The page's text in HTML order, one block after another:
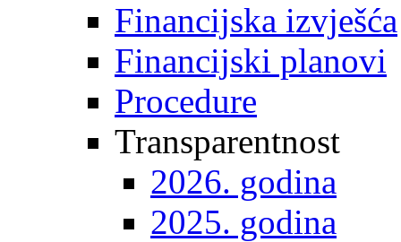
Financijska izvješća
Financijski planovi
Procedure
Transparentnost
2026. godina
2025. godina